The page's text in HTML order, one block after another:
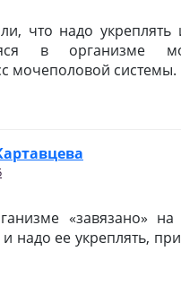
что надо
в организме
мочеполовой системы.
«завязано»
надо ее укреплять,